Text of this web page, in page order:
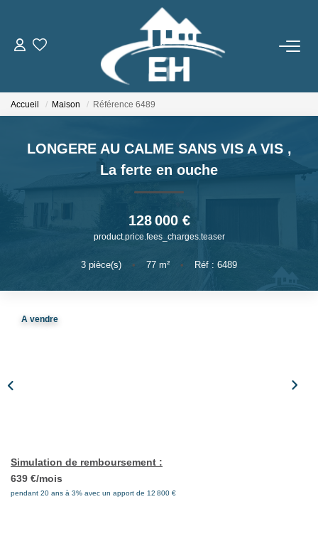
ACHETER
LOUER
Nos Biens
Gestion Locative
ESTIMER
NOTRE AGENCE
EXTRANET
Accueil Maison Référence 6489
LONGERE AU CALME SANS VIS A VIS ,
La ferte en ouche
128 000 €
product.price.fees_charges.teaser
3 pièce(s) • 77 m² • Réf : 6489
A vendre
Simulation de remboursement :
639 €/mois
pendant 20 ans à 3% avec un apport de 12 800 €